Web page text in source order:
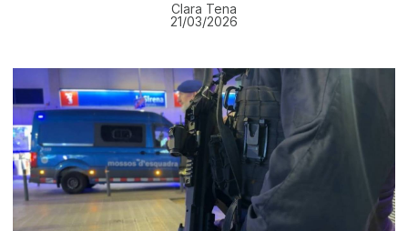
Clara Tena
21/03/2026